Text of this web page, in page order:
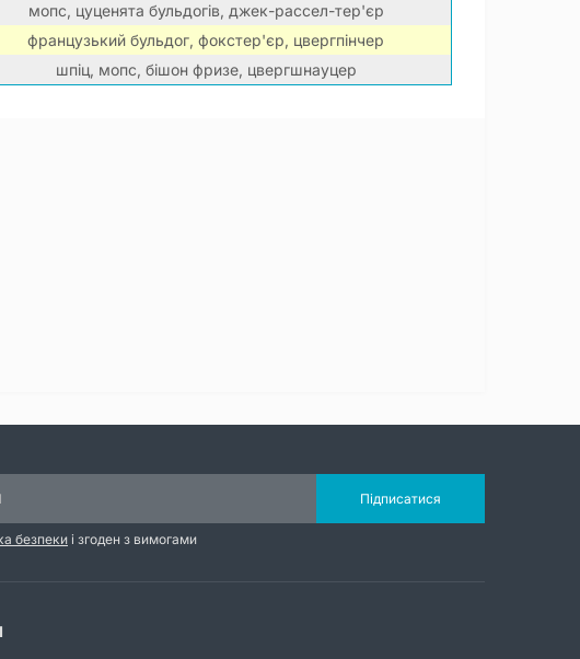
мопс, цуценята бульдогів, джек-рассел-тер'єр
французький бульдог, фокстер'єр, цвергпінчер
шпіц, мопс, бішон фризе, цвергшнауцер
Підписатися
безпеки і згоден з вимогами